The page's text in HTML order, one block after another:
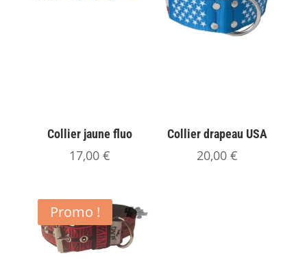
Collier jaune fluo
17,00 €
Collier drapeau USA
20,00€
Promo !